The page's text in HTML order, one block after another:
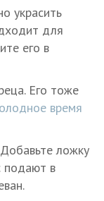
украсить
для
его в
Его тоже
время
ложку
подают в